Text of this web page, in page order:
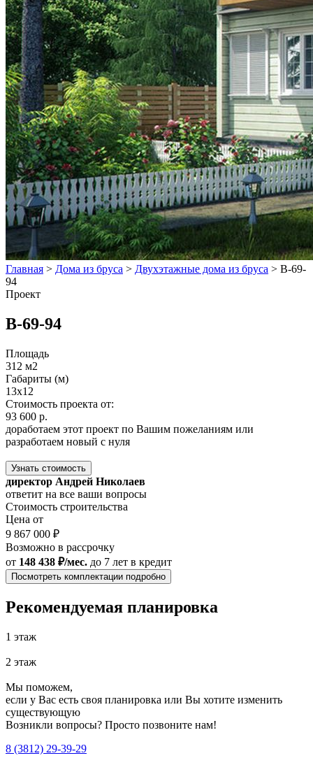
Главная > Дома из бруса > Двухэтажные дома из бруса > В-69-
94
Проект
В-69-94
Площадь
312 м2
Габариты (м)
13х12
Стоимость проекта от:
93 600 р.
доработаем этот проект по Вашим пожеланиям или
разработаем новый с нуля
Узнать стоимость
директор Андрей Николаев
ответит на все ваши вопросы
Стоимость строительства
Цена от
9 867 000 ₽
Возможно в рассрочку
от 148 438 ₽/мес. до 7 лет в кредит
Посмотреть комплектации подробно
Рекомендуемая планировка
1 этаж
2 этаж
Мы поможем,
если у Вас есть своя планировка или Вы хотите изменить
существующую
Возникли вопросы? Просто позвоните нам!
8 (3812) 29-39-29